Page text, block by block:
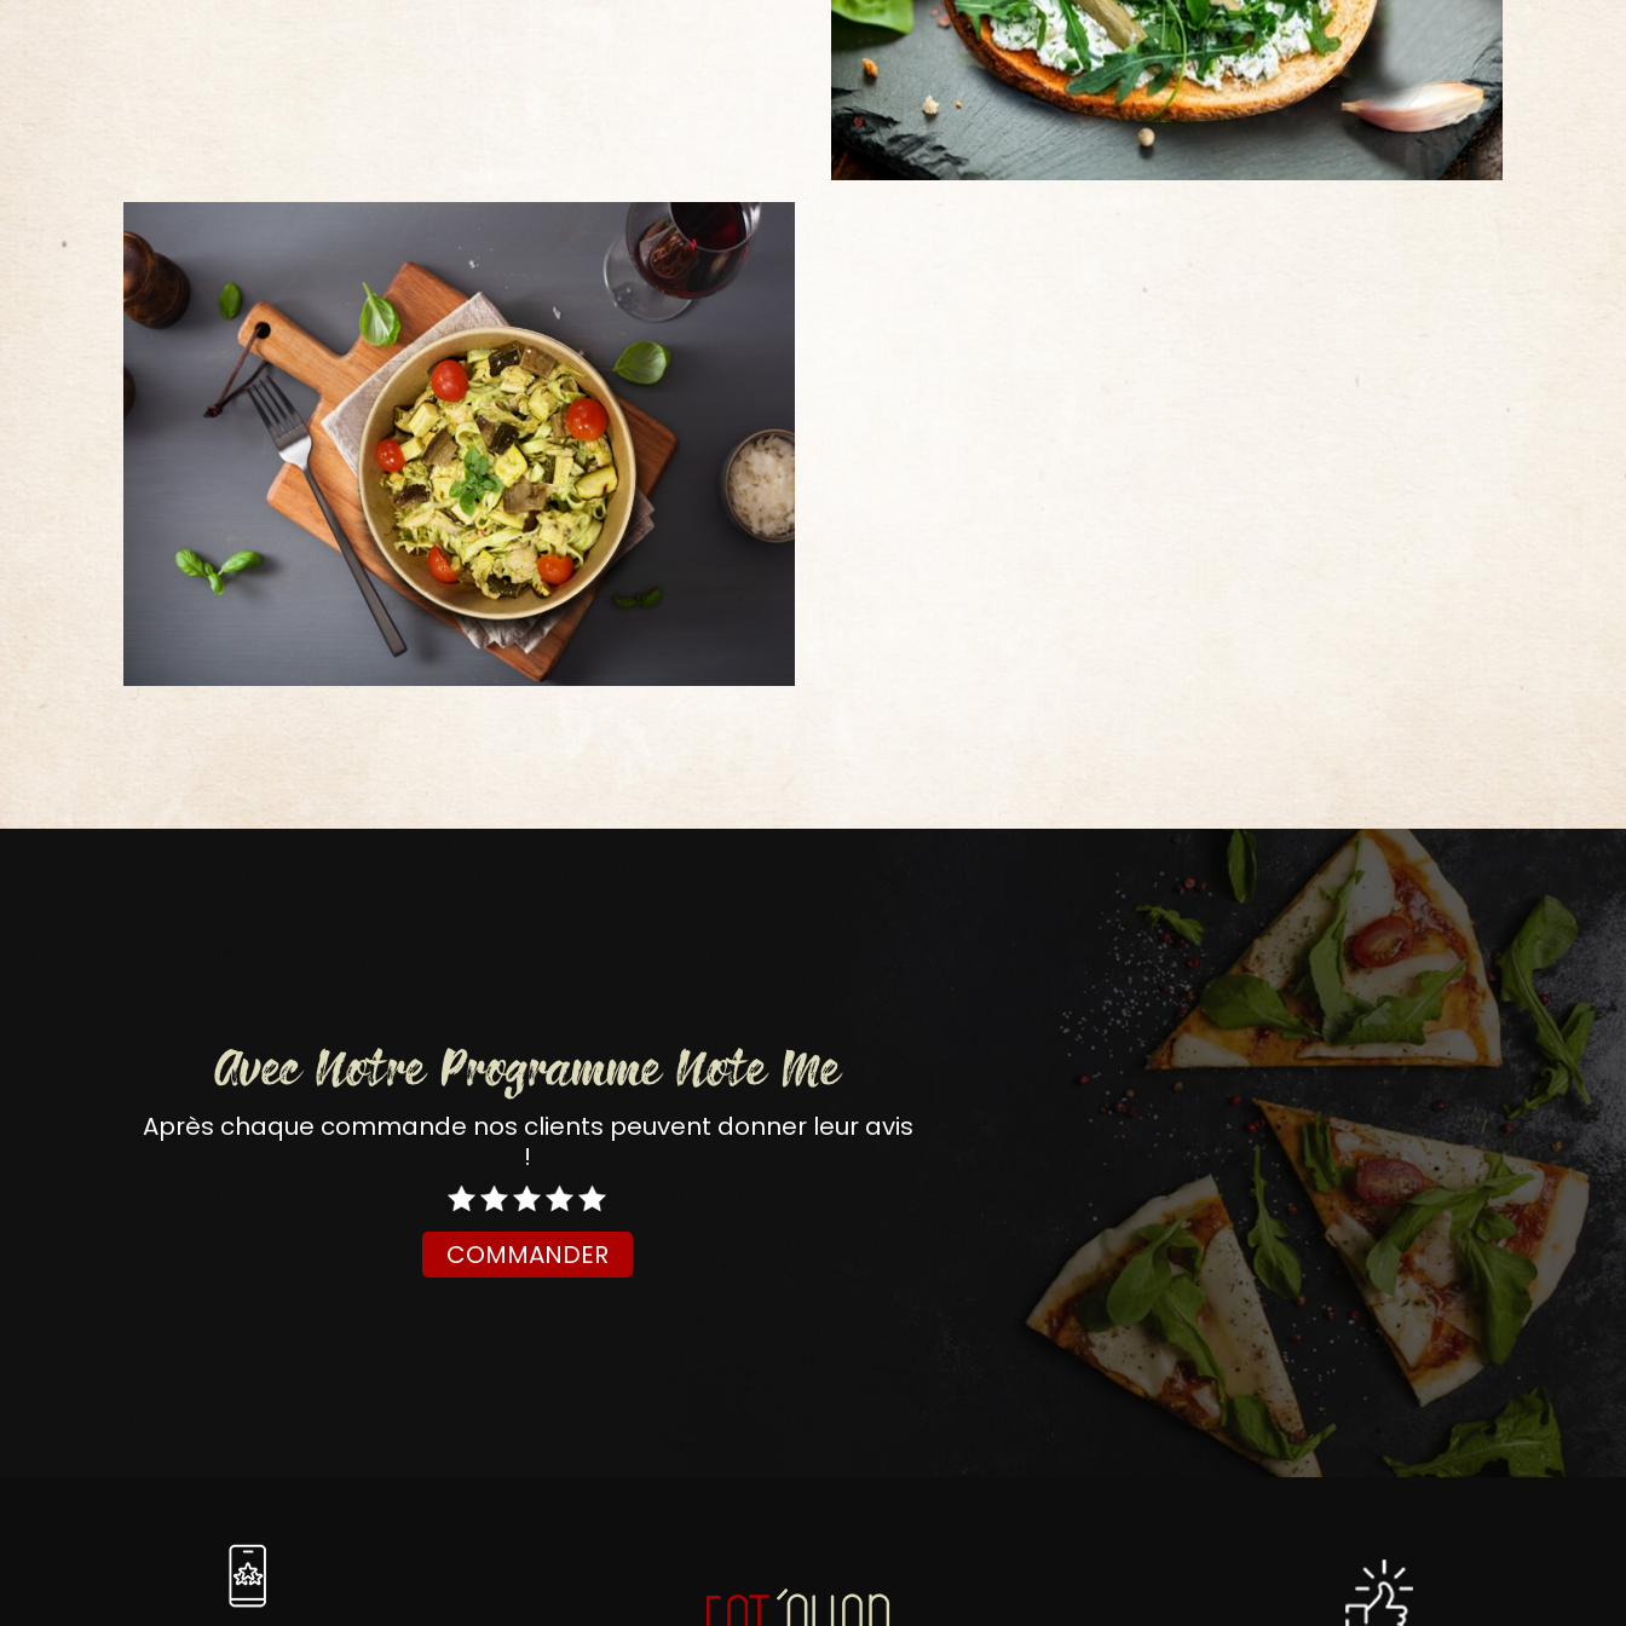
Avec Notre Programme Note Me
Après chaque commande nos clients peuvent donner leur avis
!
COMMANDER